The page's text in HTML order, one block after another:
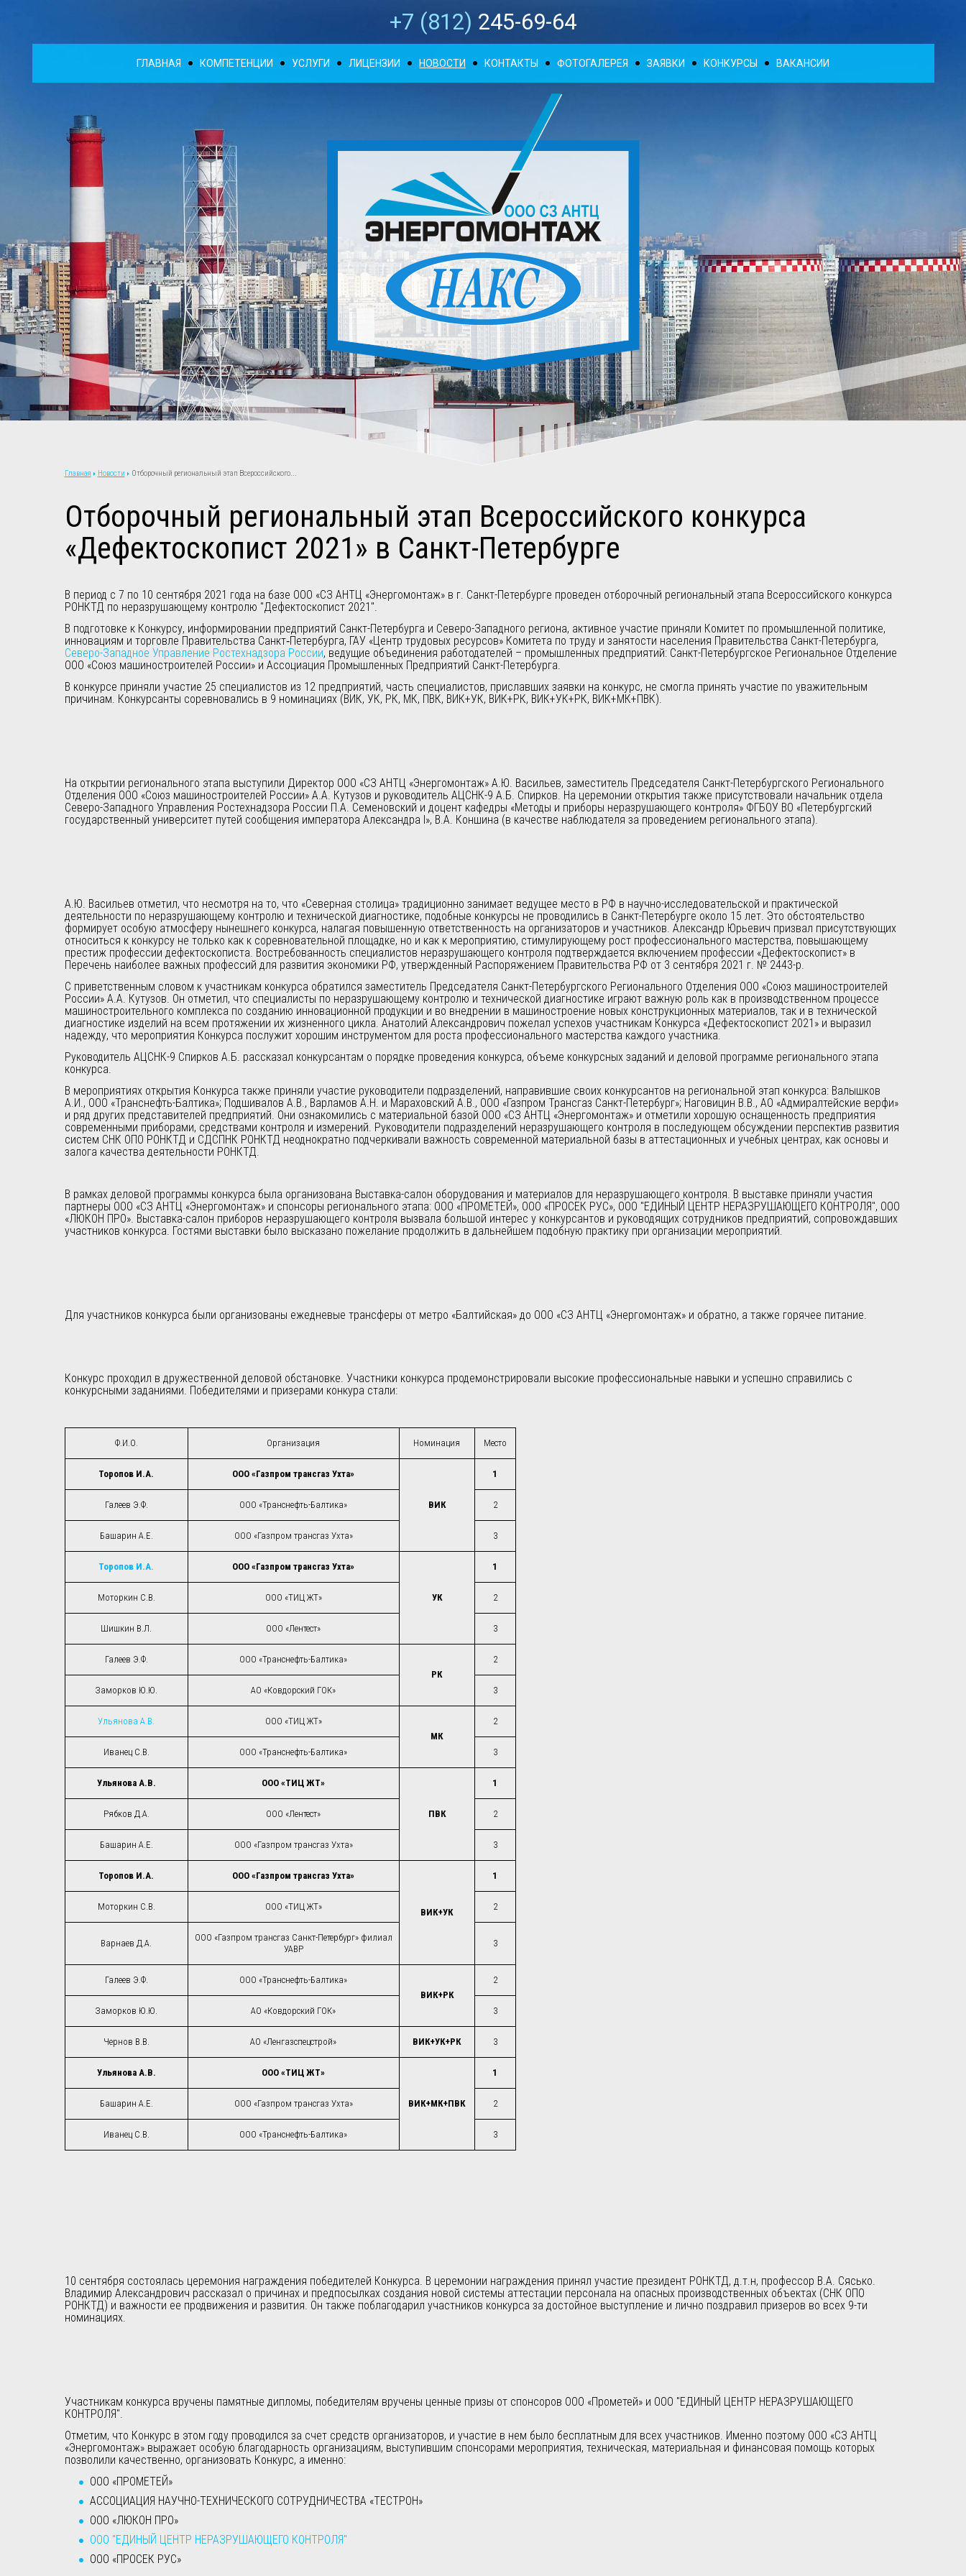
+7 (812) 245-69-64
ГЛАВНАЯ КОМПЕТЕНЦИИ УСЛУГИ ЛИЦЕНЗИИ НОВОСТИ КОНТАКТЫ ФОТОГАЛЕРЕЯ ЗАЯВКИ КОНКУРСЫ ВАКАНСИИ
Главная Новости Отборочный региональный этап Всероссийского...
Отборочный региональный этап Всероссийского конкурса
«Дефектоскопист 2021» в Санкт-Петербурге
В период с 7 по 10 сентября 2021 года на базе ООО «СЗ АНТЦ «Энергомонтаж» в г. Санкт-Петербурге проведен отборочный региональный этапа Всероссийского конкурса
РОНКТД по неразрушающему контролю "Дефектоскопист 2021".
В подготовке к Конкурсу, информировании предприятий Санкт-Петербурга и Северо-Западного региона, активное участие приняли Комитет по промышленной политике,
инновациям и торговле Правительства Санкт‑Петербурга, ГАУ «Центр трудовых ресурсов» Комитета по труду и занятости населения Правительства Санкт-Петербурга,
Северо-Западное Управление Ростехнадзора России, ведущие объединения работодателей – промышленных предприятий: Санкт-Петербургское Региональное Отделение
ООО «Союз машиностроителей России» и Ассоциация Промышленных Предприятий Санкт-Петербурга.
В конкурсе приняли участие 25 специалистов из 12 предприятий, часть специалистов, приславших заявки на конкурс, не смогла принять участие по уважительным
причинам. Конкурсанты соревновались в 9 номинациях (ВИК, УК, РК, МК, ПВК, ВИК+УК, ВИК+РК, ВИК+УК+РК, ВИК+МК+ПВК).
На открытии регионального этапа выступили Директор ООО «СЗ АНТЦ «Энергомонтаж» А.Ю. Васильев, заместитель Председателя Санкт-Петербургского Регионального
Отделения ООО «Союз машиностроителей России» А.А. Кутузов и руководитель АЦСНК-9 А.Б. Спирков. На церемонии открытия также присутствовали начальник отдела
Северо-Западного Управления Ростехнадзора России П.А. Семеновский и доцент кафедры «Методы и приборы неразрушающего контроля» ФГБОУ ВО «Петербургский
государственный университет путей сообщения императора Александра I», В.А. Коншина (в качестве наблюдателя за проведением регионального этапа).
А.Ю. Васильев отметил, что несмотря на то, что «Северная столица» традиционно занимает ведущее место в РФ в научно-исследовательской и практической
деятельности по неразрушающему контролю и технической диагностике, подобные конкурсы не проводились в Санкт-Петербурге около 15 лет. Это обстоятельство
формирует особую атмосферу нынешнего конкурса, налагая повышенную ответственность на организаторов и участников. Александр Юрьевич призвал присутствующих
относиться к конкурсу не только как к соревновательной площадке, но и как к мероприятию, стимулирующему рост профессионального мастерства, повышающему
престиж профессии дефектоскописта. Востребованность специалистов неразрушающего контроля подтверждается включением профессии «Дефектоскопист» в
Перечень наиболее важных профессий для развития экономики РФ, утвержденный Распоряжением Правительства РФ от 3 сентября 2021 г. № 2443-р.
С приветственным словом к участникам конкурса обратился заместитель Председателя Санкт-Петербургского Регионального Отделения ООО «Союз машиностроителей
России» А.А. Кутузов. Он отметил, что специалисты по неразрушающему контролю и технической диагностике играют важную роль как в производственном процессе
машиностроительного комплекса по созданию инновационной продукции и во внедрении в машиностроение новых конструкционных материалов, так и в технической
диагностике изделий на всем протяжении их жизненного цикла. Анатолий Александрович пожелал успехов участникам Конкурса «Дефектоскопист 2021» и выразил
надежду, что мероприятия Конкурса послужит хорошим инструментом для роста профессионального мастерства каждого участника.
Руководитель АЦСНК-9 Спирков А.Б. рассказал конкурсантам о порядке проведения конкурса, объеме конкурсных заданий и деловой программе регионального этапа
конкурса.
В мероприятиях открытия Конкурса также приняли участие руководители подразделений, направившие своих конкурсантов на региональной этап конкурса: Валышков
А.И., ООО «Транснефть-Балтика»; Подшивалов А.В., Варламов А.Н. и Мараховский А.В., ООО «Газпром Трансгаз Санкт-Петербург»; Наговицин В.В., АО «Адмиралтейские верфи»
и ряд других представителей предприятий. Они ознакомились с материальной базой ООО «СЗ АНТЦ «Энергомонтаж» и отметили хорошую оснащенность предприятия
современными приборами, средствами контроля и измерений. Руководители подразделений неразрушающего контроля в последующем обсуждении перспектив развития
систем СНК ОПО РОНКТД и СДСПНК РОНКТД неоднократно подчеркивали важность современной материальной базы в аттестационных и учебных центрах, как основы и
залога качества деятельности РОНКТД.
В рамках деловой программы конкурса была организована Выставка-салон оборудования и материалов для неразрушающего контроля. В выставке приняли участия
партнеры ООО «СЗ АНТЦ «Энергомонтаж» и спонсоры регионального этапа: ООО «ПРОМЕТЕЙ», ООО «ПРОСЕК РУС», ООО "ЕДИНЫЙ ЦЕНТР НЕРАЗРУШАЮЩЕГО КОНТРОЛЯ", ООО
«ЛЮКОН ПРО». Выставка-салон приборов неразрушающего контроля вызвала большой интерес у конкурсантов и руководящих сотрудников предприятий, сопровождавших
участников конкурса. Гостями выставки было высказано пожелание продолжить в дальнейшем подобную практику при организации мероприятий.
Для участников конкурса были организованы ежедневые трансферы от метро «Балтийская» до ООО «СЗ АНТЦ «Энергомонтаж» и обратно, а также горячее питание.
Конкурс проходил в дружественной деловой обстановке. Участники конкурса продемонстрировали высокие профессиональные навыки и успешно справились с
конкурсными заданиями. Победителями и призерами конкура стали:
Ф.И.О. Организация Номинация Место
Торопов И.А. ООО «Газпром трансгаз Ухта»
ВИК
1
Галеев Э.Ф. ООО «Транснефть-Балтика» 2
Башарин А.Е. ООО «Газпром трансгаз Ухта» 3
Торопов И.А. ООО «Газпром трансгаз Ухта»
УК
1
Моторкин С.В. ООО «ТИЦ ЖТ» 2
Шишкин В.Л. ООО «Лентест» 3
Галеев Э.Ф.
ООО «Транснефть-Балтика»
РК
2
Заморков Ю.Ю. АО «Ковдорский ГОК» 3
Ульянова А.В.
ООО «ТИЦ ЖТ»
МК
2
Иванец С.В. ООО «Транснефть-Балтика» 3
Ульянова А.В. ООО «ТИЦ ЖТ»
ПВК
1
Рябков Д.А. ООО «Лентест» 2
Башарин А.Е. ООО «Газпром трансгаз Ухта» 3
Торопов И.А. ООО «Газпром трансгаз Ухта»
ВИК+УК
1
Моторкин С.В. ООО «ТИЦ ЖТ» 2
Варнаев Д.А.
ООО «Газпром трансгаз Санкт-Петербург» филиал
УАВР
3
Галеев Э.Ф.
ООО «Транснефть-Балтика»
ВИК+РК
2
Заморков Ю.Ю. АО «Ковдорский ГОК» 3
Чернов В.В. АО «Ленгазспецстрой» ВИК+УК+РК 3
Ульянова А.В. ООО «ТИЦ ЖТ»
ВИК+МК+ПВК
1
Башарин А.Е. ООО «Газпром трансгаз Ухта» 2
Иванец С.В. ООО «Транснефть-Балтика» 3
10 сентября состоялась церемония награждения победителей Конкурса. В церемонии награждения принял участие президент РОНКТД, д.т.н, профессор В.А. Сясько.
Владимир Александрович рассказал о причинах и предпосылках создания новой системы аттестации персонала на опасных производственных объектах (СНК ОПО
РОНКТД) и важности ее продвижения и развития. Он также поблагодарил участников конкурса за достойное выступление и лично поздравил призеров во всех 9-ти
номинациях.
Участникам конкурса вручены памятные дипломы, победителям вручены ценные призы от спонсоров ООО «Прометей» и ООО "ЕДИНЫЙ ЦЕНТР НЕРАЗРУШАЮЩЕГО
КОНТРОЛЯ".
Отметим, что Конкурс в этом году проводился за счет средств организаторов, и участие в нем было бесплатным для всех участников. Именно поэтому ООО «СЗ АНТЦ
«Энергомонтаж» выражает особую благодарность организациям, выступившим спонсорами мероприятия, техническая, материальная и финансовая помощь которых
позволили качественно, организовать Конкурс, а именно:
ООО «ПРОМЕТЕЙ»
АССОЦИАЦИЯ НАУЧНО-ТЕХНИЧЕСКОГО СОТРУДНИЧЕСТВА «ТЕСТРОН»
ООО «ЛЮКОН ПРО»
ООО "ЕДИНЫЙ ЦЕНТР НЕРАЗРУШАЮЩЕГО КОНТРОЛЯ"
ООО «ПРОСЕК РУС»